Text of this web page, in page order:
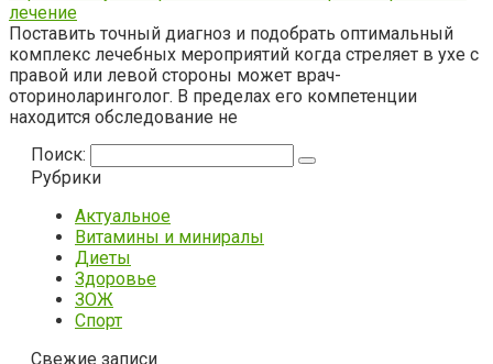
лечение
Поставить точный диагноз и подобрать оптимальный
комплекс лечебных мероприятий когда стреляет в ухе с
правой или левой стороны может врач-
оториноларинголог. В пределах его компетенции
находится обследование не
Поиск:
Рубрики
Актуальное
Витамины и миниралы
Диеты
Здоровье
ЗОЖ
Спорт
Свежие записи